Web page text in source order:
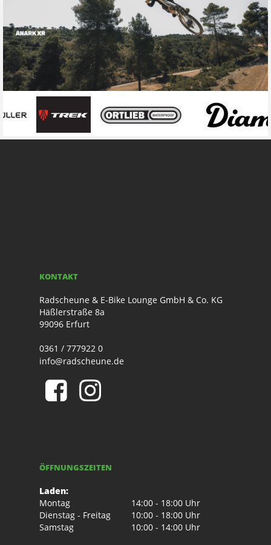
KONTAKT
Radscheune & E-Bike Lounge GmbH & Co. KG
Häßlerstraße 8a
99096 Erfurt
0361 / 777922 0
info@radscheune.de
ÖFFNUNGSZEITEN
Laden:
Montag
14:00 - 18:00 Uhr
Dienstag - Freitag
10:00 - 18:00 Uhr
Samstag
10:00 - 14:00 Uhr